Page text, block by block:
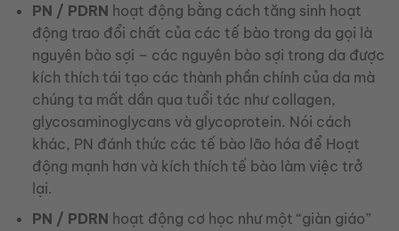
PN / PDRN hoạt động bằng cách tăng sinh hoạt
động trao đổi chất của các tế bào trong da gọi là
nguyên bào sợi – các nguyên bào sợi trong da được
kích thích tái tạo các thành phần chính của da mà
chúng ta mất dần qua tuổi tác như collagen,
glycosaminoglycans và glycoprotein. Nói cách
khác, PN đánh thức các tế bào lão hóa để Hoạt
động mạnh hơn và kích thích tế bào làm việc trở
lại.
PN / PDRN hoạt động cơ học như một “giàn giáo”